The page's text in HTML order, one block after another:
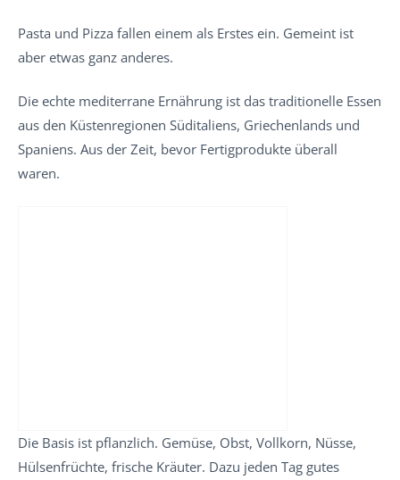
Pasta und Pizza fallen einem als Erstes ein. Gemeint ist
aber etwas ganz anderes.
Die echte mediterrane Ernährung ist das traditionelle Essen
aus den Küstenregionen Süditaliens, Griechenlands und
Spaniens. Aus der Zeit, bevor Fertigprodukte überall
waren.
Die Basis ist pflanzlich. Gemüse, Obst, Vollkorn, Nüsse,
Hülsenfrüchte, frische Kräuter. Dazu jeden Tag gutes